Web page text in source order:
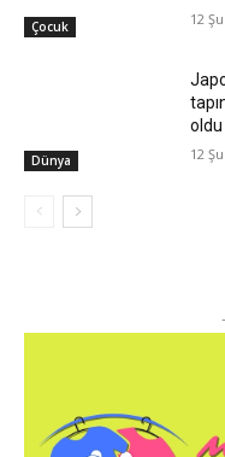
Çocuk 12
Dünya
oldu
12